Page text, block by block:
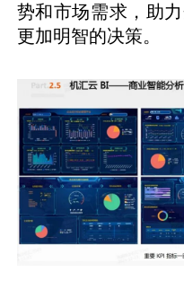
势和市场需求，助
更加明智的决策。